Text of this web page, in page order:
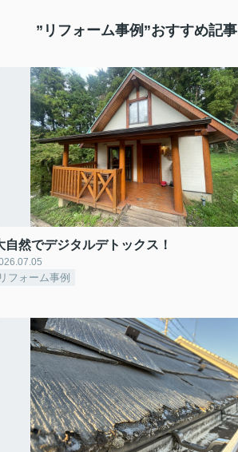
”リフォーム事例”おすすめ記事
自然でデジタルデトックス！
リフォーム事例